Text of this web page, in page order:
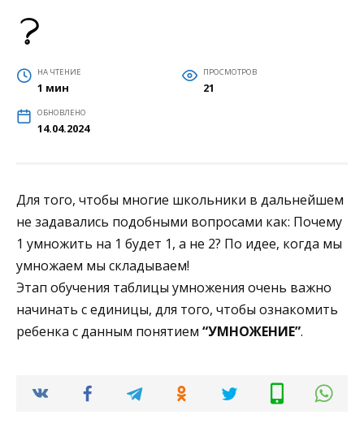
НА ЧТЕНИЕ
1 мин
ПРОСМОТРОВ
21
ОБНОВЛЕНО
14.04.2024
Для того, чтобы многие школьники в дальнейшем
не задавались подобными вопросами как: Почему
1 умножить на 1 будет 1, а не 2? По идее, когда мы
умножаем мы складываем!
Этап обучения таблицы умножения очень важно
начинать с единицы, для того, чтобы ознакомить
ребенка с данным понятием “УМНОЖЕНИЕ”.